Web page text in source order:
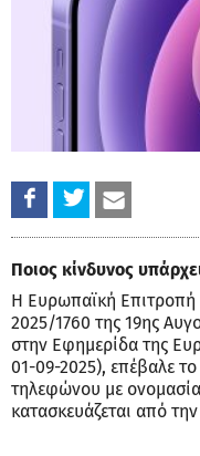
Ποιος κίνδυνος
Η Ευρωπαϊκή Επιτροπή
2025/1760 της 19ης
στην Εφημερίδα της
01-09-2025), επέβαλε
τηλεφώνου με ονομασία
κατασκευάζεται από